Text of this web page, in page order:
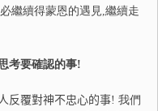
繼續得蒙恩的遇見,繼續走
考要確認的事!
反覆對神不忠心的事! 我們